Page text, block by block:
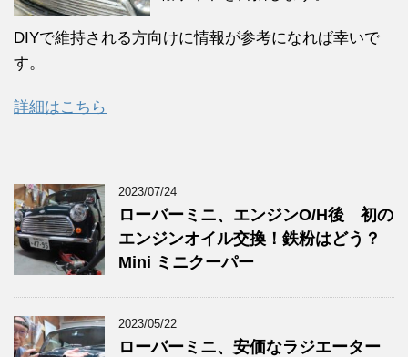
DIYで維持される方向けに情報が参考になれば幸いで
す。
詳細はこちら
2023/07/24
ローバーミニ、エンジンO/H後 初の
エンジンオイル交換！鉄粉はどう？
Mini ミニクーパー
2023/05/22
ローバーミニ、安価なラジエーター